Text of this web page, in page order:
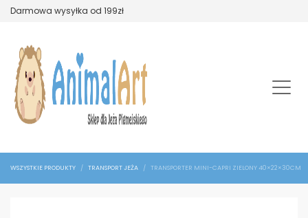
Darmowa wysyłka od 199zł
WSZYSTKIE PRODUKTY TRANSPORT JEŻA TRANSPORTER MINI-CAPRI ZIELONY 40×22×30CM